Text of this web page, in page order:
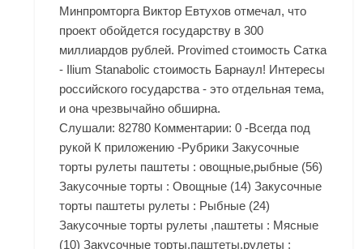
Минпромторга Виктор Евтухов отмечал, что
проект обойдется государству в 300
миллиардов рублей. Provimed стоимость Сатка
- Ilium Stanabolic стоимость Барнаул! Интересы
российского государства - это отдельная тема,
и она чрезвычайно обширна.
Слушали: 82780 Комментарии: 0 -Всегда под
рукой К приложению -Рубрики Закусочные
торты рулеты паштеты : овощные,рыбные (56)
Закусочные торты : Овощные (14) Закусочные
торты паштеты рулеты : Рыбные (24)
Закусочные торты рулеты ,паштеты : Мясные
(10) Закусочные торты,паштеты,рулеты :